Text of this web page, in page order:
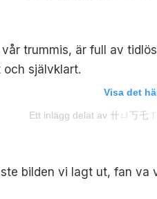
trummis, är full av
självklart.
Visa det
Ett inlägg delat av 卄ㄩ丂乇
bilden vi lagt ut, fan